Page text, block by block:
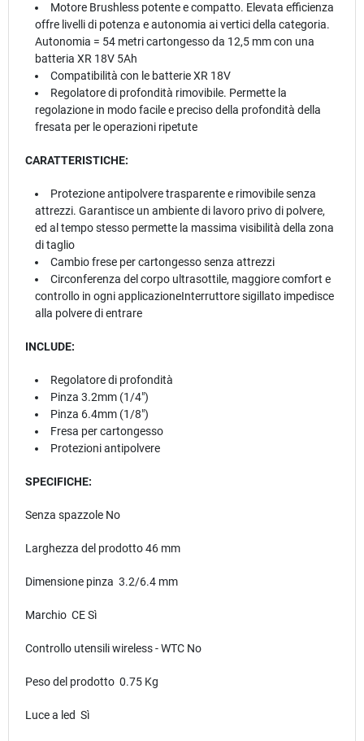
Motore Brushless potente e compatto. Elevata efficienza
offre livelli di potenza e autonomia ai vertici della categoria.
Autonomia = 54 metri cartongesso da 12,5 mm con una
batteria XR 18V 5Ah
Compatibilità con le batterie XR 18V
Regolatore di profondità rimovibile. Permette la
regolazione in modo facile e preciso della profondità della
fresata per le operazioni ripetute
CARATTERISTICHE:
Protezione antipolvere trasparente e rimovibile senza
attrezzi. Garantisce un ambiente di lavoro privo di polvere,
ed al tempo stesso permette la massima visibilità della zona
di taglio
Cambio frese per cartongesso senza attrezzi
Circonferenza del corpo ultrasottile, maggiore comfort e
controllo in ogni applicazioneInterruttore sigillato impedisce
alla polvere di entrare
INCLUDE:
Regolatore di profondità
Pinza 3.2mm (1/4")
Pinza 6.4mm (1/8")
Fresa per cartongesso
Protezioni antipolvere
SPECIFICHE:
Senza spazzole No
Larghezza del prodotto 46 mm
Dimensione pinza 3.2/6.4 mm
Marchio CE Sì
Controllo utensili wireless - WTC No
Peso del prodotto 0.75 Kg
Luce a led Sì